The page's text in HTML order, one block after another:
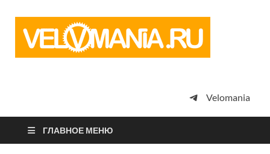
просто
Velomania
ГЛАВНОЕ МЕНЮ